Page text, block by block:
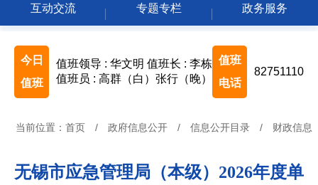
互动交流
专题专栏 政务服务
今日
值班
值班领导 : 华文明 值班长 : 李栋
值班员 : 高群（白）张行（晚）
值班
电话
82751110
当前位置： 首页 / 政府信息公开 / 信息公开目录 / 财政信息
无锡市应急管理局（本级）2026年度单